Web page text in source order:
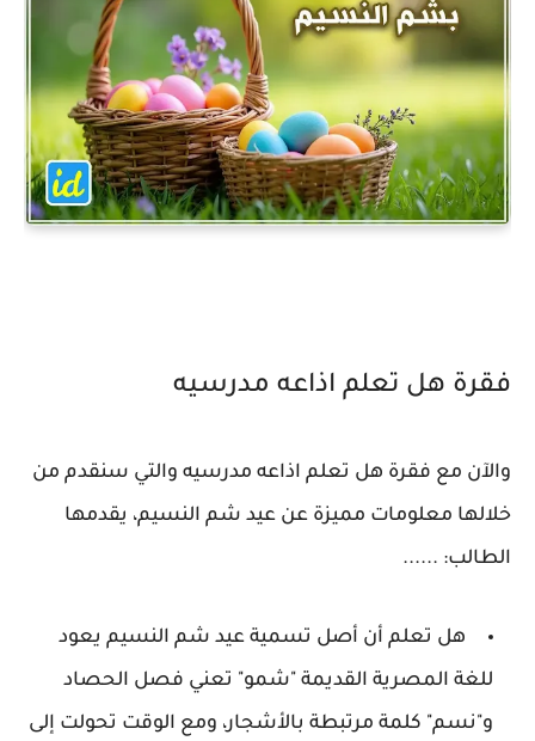
فقرة هل تعلم اذاعه مدرسيه
والآن مع فقرة هل تعلم اذاعه مدرسيه والتي سنقدم من
خلالها معلومات مميزة عن عيد شم النسيم، يقدمها
الطالب: ......
هل تعلم أن أصل تسمية عيد شم النسيم يعود
للغة المصرية القديمة "شمو" تعني فصل الحصاد
و"نسم" كلمة مرتبطة بالأشجار، ومع الوقت تحولت إلى